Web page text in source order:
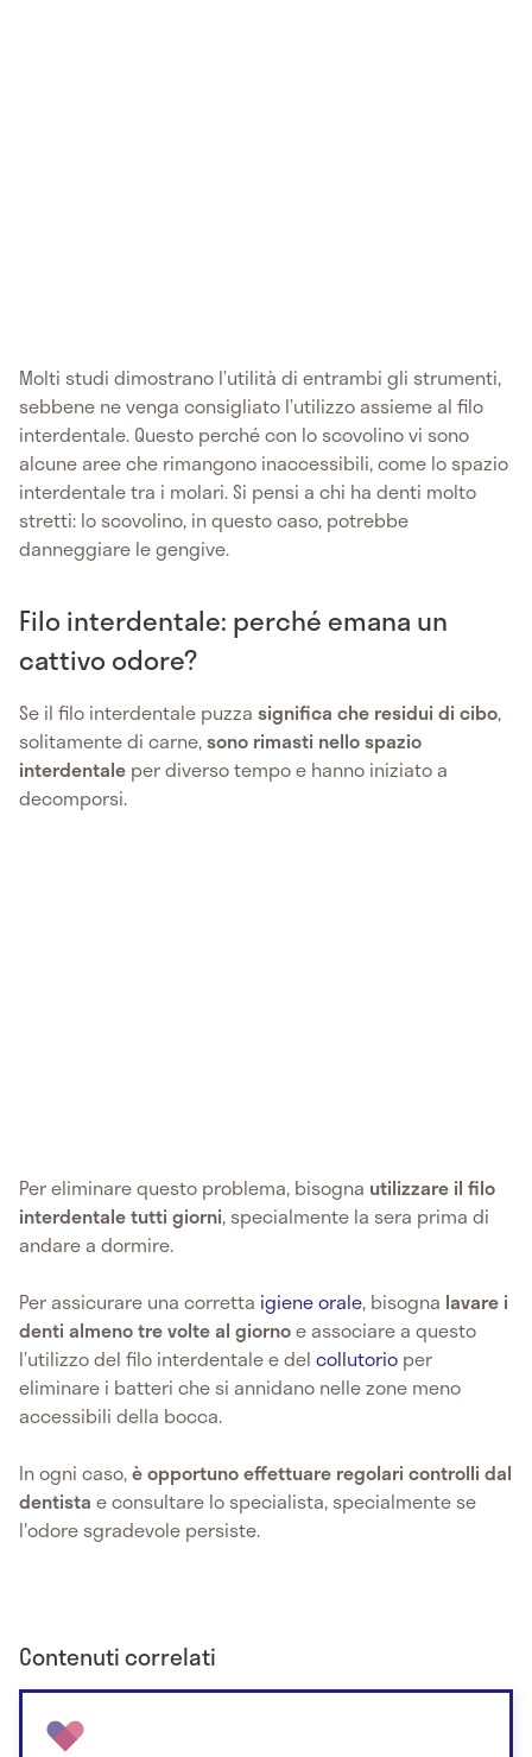
Molti studi dimostrano l’utilità di entrambi gli strumenti,
sebbene ne venga consigliato l’utilizzo assieme al filo
interdentale. Questo perché con lo scovolino vi sono
alcune aree che rimangono inaccessibili, come lo spazio
interdentale tra i molari. Si pensi a chi ha denti molto
stretti: lo scovolino, in questo caso, potrebbe
danneggiare le gengive.
Filo interdentale: perché emana un
cattivo odore?
Se il filo interdentale puzza significa che residui di cibo,
solitamente di carne,sono rimasti nello spazio
interdentale per diverso tempo e hanno iniziato a
decomporsi.
Per eliminare questo problema, bisogna utilizzare il filo
interdentale tutti giorni, specialmente la sera prima di
andare a dormire.
Per assicurare una corretta igiene orale, bisogna lavare i
denti almeno tre volte al giornoe associare a questo
l’utilizzo del filo interdentale e del collutorio per
eliminare i batteri che si annidano nelle zone meno
accessibili della bocca.
In ogni caso,è opportuno effettuare regolari controlli dal
dentista e consultare lo specialista, specialmente se
l'odore sgradevole persiste.
Contenuti correlati